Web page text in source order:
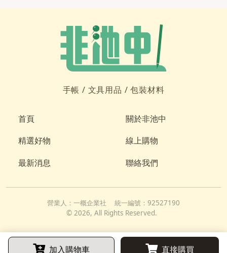
加入購物車 直接購買
手帳 / 文具用品 /包裝材料
首頁
關於非池中
精選好物
線上購物
最新消息
聯絡我們
營業人： 一概企業社 統一編號： 92527190
© 2026, All Rights Reserved.